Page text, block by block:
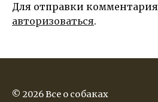
Для отправки
авторизоваться.
© 2026 Все о собаках